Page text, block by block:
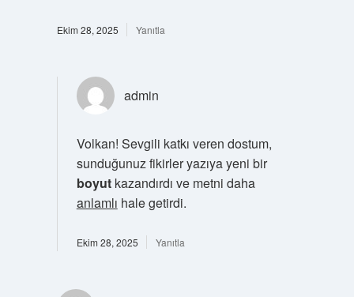
Ekim 28, 2025 Yanıtla
admin
Volkan! Sevgili katkı veren dostum,
sunduğunuz fikirler yazıya yeni bir
boyutkazandırdı ve metni daha
anlamlı hale getirdi.
Ekim 28, 2025 Yanıtla